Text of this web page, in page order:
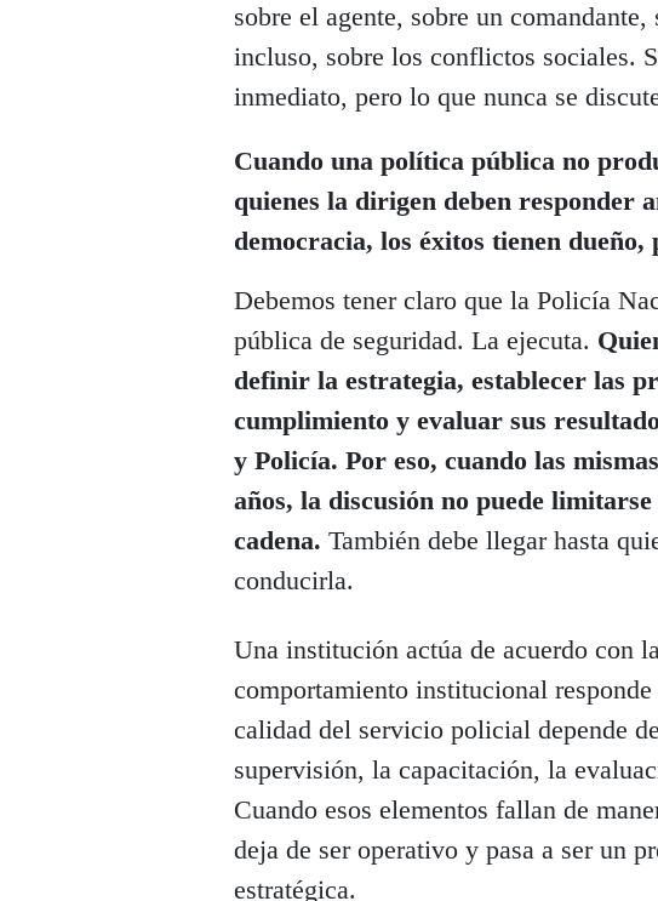
sobre el agente, sobre un
incluso, sobre los conflictos sociales.
inmediato, pero lo que nunca se
Cuando una política pública no
quienes la dirigen deben responder
democracia, los éxitos tienen
Debemos tener claro que la Policía
pública de seguridad. La ejecuta.
definir la estrategia, establecer las
cumplimiento y evaluar sus
y Policía. Por eso, cuando las
años, la discusión no puede
cadena. También debe llegar hasta
conducirla.
Una institución actúa de acuerdo con
comportamiento institucional
calidad del servicio policial depende
supervisión, la capacitación, la
Cuando esos elementos fallan de
deja de ser operativo y pasa a ser un
estratégica.